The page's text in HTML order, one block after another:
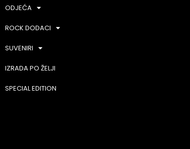
ODJEĆA
ROCK DODACI
SUVENIRI
IZRADA PO ŽELJI
SPECIAL EDITION